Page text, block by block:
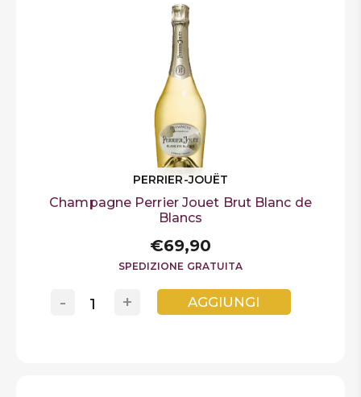
PERRIER-JOUËT
Champagne Perrier Jouet Brut Blanc de
Blancs
€69,90
SPEDIZIONE GRATUITA
+
- AGGIUNGI